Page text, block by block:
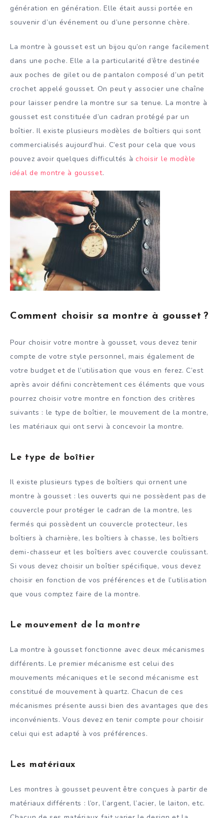
génération en génération. Elle était aussi portée en
souvenir d’un événement ou d’une personne chère.
La montre à gousset est un bijou qu’on range facilement
dans une poche. Elle a la particularité d’être destinée
aux poches de gilet ou de pantalon composé d’un petit
crochet appelé gousset. On peut y associer une chaîne
pour laisser pendre la montre sur sa tenue. La montre à
gousset est constituée d’un cadran protégé par un
boîtier. Il existe plusieurs modèles de boîtiers qui sont
commercialisés aujourd’hui. C’est pour cela que vous
pouvez avoir quelques difficultés à choisir le modèle
idéal de montre à gousset.
Comment choisir sa montre à gousset ?
Pour choisir votre montre à gousset, vous devez tenir
compte de votre style personnel, mais également de
votre budget et de l’utilisation que vous en ferez. C’est
après avoir défini concrètement ces éléments que vous
pourrez choisir votre montre en fonction des critères
suivants : le type de boîtier, le mouvement de la montre,
les matériaux qui ont servi à concevoir la montre.
Le type de boîtier
Il existe plusieurs types de boîtiers qui ornent une
montre à gousset : les ouverts qui ne possèdent pas de
couvercle pour protéger le cadran de la montre, les
fermés qui possèdent un couvercle protecteur, les
boîtiers à charnière, les boîtiers à chasse, les boîtiers
demi-chasseur et les boîtiers avec couvercle coulissant.
Si vous devez choisir un boîtier spécifique, vous devez
choisir en fonction de vos préférences et de l’utilisation
que vous comptez faire de la montre.
Le mouvement de la montre
La montre à gousset fonctionne avec deux mécanismes
différents. Le premier mécanisme est celui des
mouvements mécaniques et le second mécanisme est
constitué de mouvement à quartz. Chacun de ces
mécanismes présente aussi bien des avantages que des
inconvénients. Vous devez en tenir compte pour choisir
celui qui est adapté à vos préférences.
Les matériaux
Les montres à gousset peuvent être conçues à partir de
matériaux différents : l’or, l’argent, l’acier, le laiton, etc.